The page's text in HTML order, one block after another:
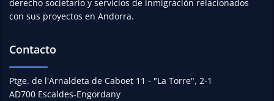
derecho societario y servicios de inmigración relacionados
con sus proyectos en Andorra.
Contacto
Ptge. de l'Arnaldeta de Caboet 11 - "La Torre", 2-1
AD700 Escaldes-Engordany